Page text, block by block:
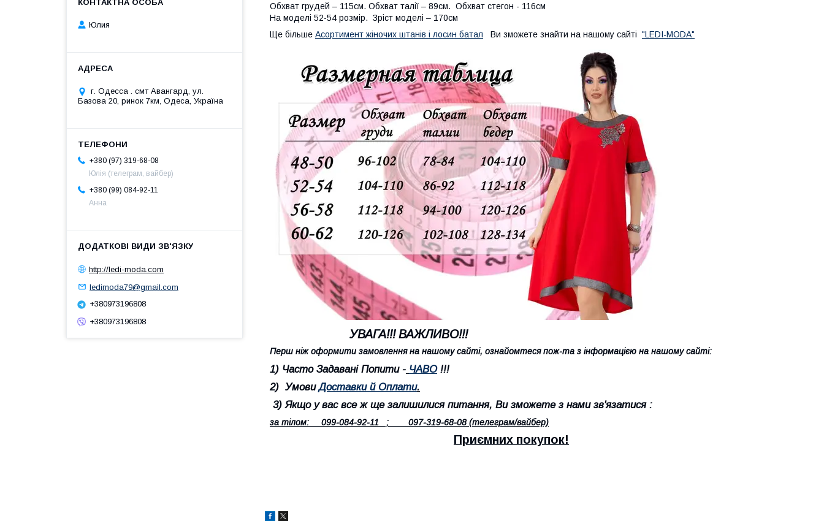
Обхват грудей – 115см. Обхват талії – 89см. Обхват стегон - 116см
На моделі 52-54 розмір. Зріст моделі – 170см
Ще більше Асортимент жіночих штанів і лосин батал Ви зможете знайти на нашому сайті "LEDI-MODA"
УВАГА!!! ВАЖЛИВО!!!
Перш ніж оформити замовлення на нашому сайті, ознайомтеся пож-та з інформацією на нашому сайті:
1) Часто Задавані Попити - ЧАВО!!!
2) УмовиДоставки й Оплати.
3) Якщо у вас все ж ще залишилися питання, Ви зможете з нами зв'язатися :
за тілом: 099-084-92-11 ; 097-319-68-08 (телеграм/вайбер)
Приємних покупок!
Юлия
г. Одесса . смт Авангард, ул.
Базова 20, ринок 7км, Одеса, Україна
+380 (97) 319-68-08
Юлія (телеграм, вайбер)
+380 (99) 084-92-11
Анна
http://ledi-moda.com
ledimoda79@gmail.com
+380973196808
+380973196808